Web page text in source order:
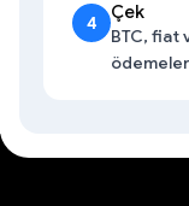
4
Çek
BTC, fiat